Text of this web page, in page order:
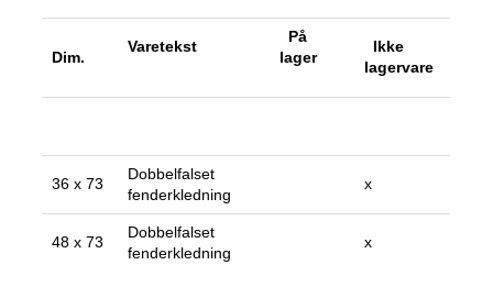
Dim.
Varetekst
På
lager
Ikke
lagervare
36 x 73
Dobbelfalset
fenderkledning
x
48 x 73
Dobbelfalset
fenderkledning
x